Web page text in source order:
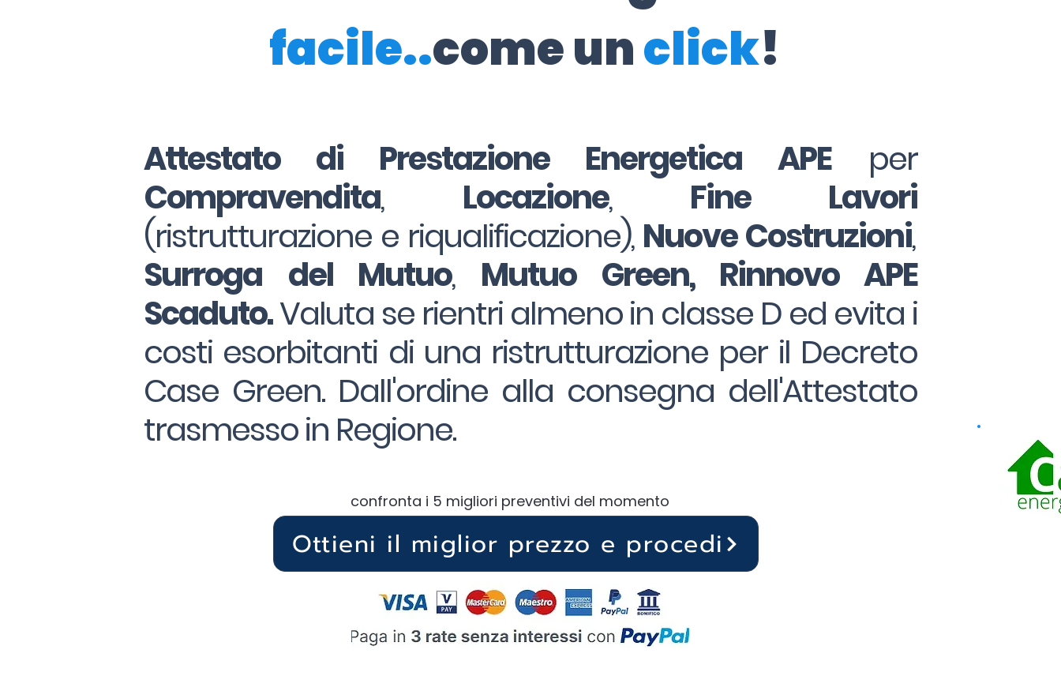
facile..come unclick!
Attestato di Prestazione Energetica APEper
Compravendita, Locazione, Fine Lavori
(ristrutturazione e riqualificazione), Nuove Costruzioni,
Surroga
del Mutuo, Mutuo Green, Rinnovo APE
Scaduto.Valuta se rientri almeno in classe D ed evita i
costi esorbitanti di una ristrutturazione per il Decreto
Case Green. Dall'ordine alla consegna dell'Attestato
trasmesso in Regione.
confronta i 5 migliori preventivi del momento
Ottieni il miglior prezzo e procedi